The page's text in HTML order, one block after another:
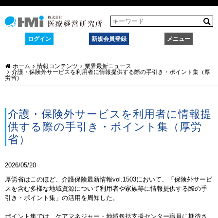
ログイン 新規会員登録 メニュー
ホーム 情報コンテンツ
業界最新ニュース
介護・保険外サービスを利用者に情報提供する際の手引き・ポイント集（厚
労省）
介護・保険外サービスを利用者に情報提
供する際の手引き・ポイント集（厚労
省）
2026/05/20
厚労省はこのほど、介護保険最新情報vol.1503において、「保険外サービ
スを含む多様な地域資源について利用者や家族等に情報提供する際の手
引き・ポイント集」の活用を周知した。
ポイント集では、 ケアマネジャー・地域包括支援センター職員に期待さ